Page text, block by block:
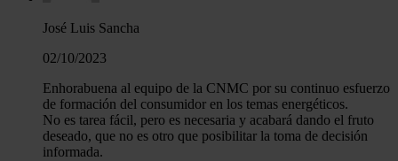
José Luis Sancha
02/10/2023
Enhorabuena al equipo de la CNMC por su continuo esfuerzo
de formación del consumidor en los temas energéticos.
No es tarea fácil, pero es necesaria y acabará dando el fruto
deseado, que no es otro que posibilitar la toma de decisión
informada.